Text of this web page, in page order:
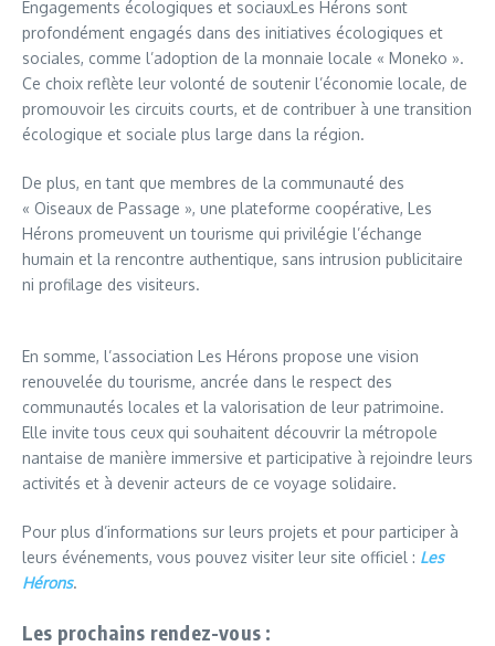
Engagements écologiques et sociauxLes Hérons sont
profondément engagés dans des initiatives écologiques et
sociales, comme l’adoption de la monnaie locale « Moneko ».
Ce choix reflète leur volonté de soutenir l’économie locale, de
promouvoir les circuits courts, et de contribuer à une transition
écologique et sociale plus large dans la région.
De plus, en tant que membres de la communauté des
« Oiseaux de Passage », une plateforme coopérative, Les
Hérons promeuvent un tourisme qui privilégie l’échange
humain et la rencontre authentique, sans intrusion publicitaire
ni profilage des visiteurs.
En somme, l’association Les Hérons propose une vision
renouvelée du tourisme, ancrée dans le respect des
communautés locales et la valorisation de leur patrimoine.
Elle invite tous ceux qui souhaitent découvrir la métropole
nantaise de manière immersive et participative à rejoindre leurs
activités et à devenir acteurs de ce voyage solidaire.
Pour plus d’informations sur leurs projets et pour participer à
leurs événements, vous pouvez visiter leur site officiel : Les
Hérons.
Les prochains rendez-vous :